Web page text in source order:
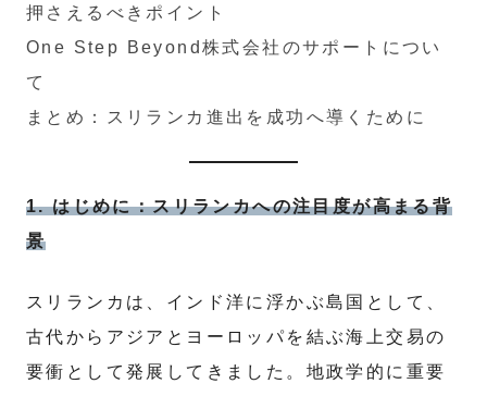
押さえるべきポイント
One Step Beyond株式会社のサポートについ
て
まとめ：スリランカ進出を成功へ導くために
1. はじめに：スリランカへの注目度が高まる背
景
スリランカは、インド洋に浮かぶ島国として、
古代からアジアとヨーロッパを結ぶ海上交易の
要衝として発展してきました。地政学的に重要